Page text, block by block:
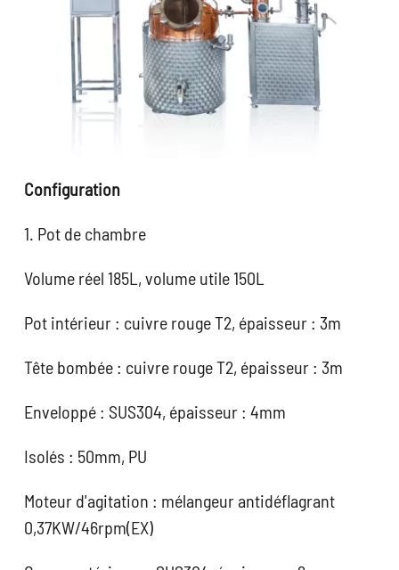
Configuration
1. Pot de chambre
Volume réel 185L, volume utile 150L
Pot intérieur : cuivre rouge T2, épaisseur : 3m
Tête bombée : cuivre rouge T2, épaisseur : 3m
Enveloppé : SUS304, épaisseur : 4mm
Isolés : 50mm, PU
Moteur d'agitation : mélangeur antidéflagrant
0,37KW/46rpm(EX)